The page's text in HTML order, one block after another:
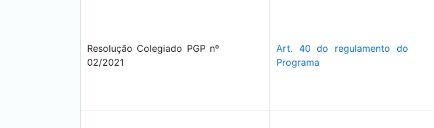
Resolução Colegiado PGP nº
02/2021
Art. 40 do regulamento do
Programa